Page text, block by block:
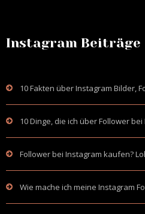
Instagram Beiträge
10 Fakten über Instagram Bilder,
10 Dinge, die ich über Follower
Follower bei Instagram kaufen?
Wie mache ich meine Instagram